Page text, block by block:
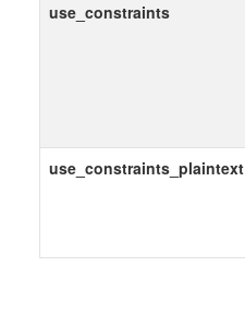
use_constraints
use_constraints_plaintext